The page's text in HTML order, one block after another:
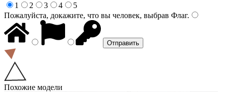
1
2 3 4
5
Пожалуйста, докажите, что вы человек, выбрав Флаг.
Похожие модели